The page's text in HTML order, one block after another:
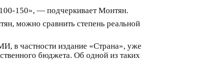
150», — подчеркивает Монтян.
можно сравнить степень реальной
в частности издание «Страна», уже
бюджета. Об одной из таких